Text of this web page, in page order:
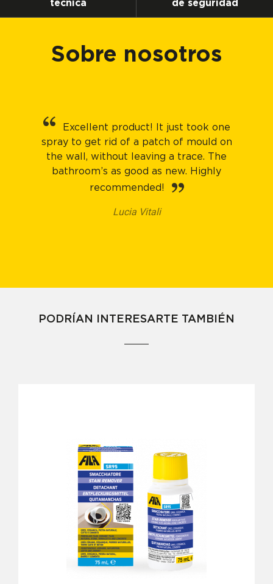
técnica de seguridad
Sobre nosotros
Excellent product! It just took one
spray to get rid of a patch of mould on
the wall, without leaving a trace. The
bathroom’s as good as new. Highly
recommended!
Lucia Vitali
PODRÍAN INTERESARTE TAMBIÉN